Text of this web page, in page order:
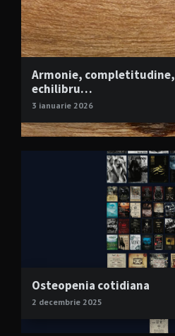
Armonie, completitudine,
echilibru…
3 ianuarie 2026
Osteopenia cotidiana
2 decembrie 2025